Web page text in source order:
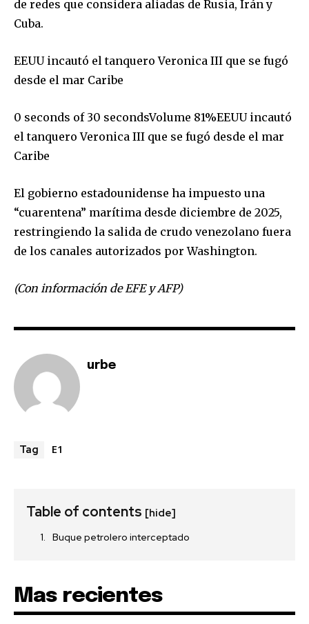
de redes que considera aliadas de Rusia, Irán y
Cuba.
EEUU incautó el tanquero Veronica III que se fugó
desde el mar Caribe
0 seconds of 30 secondsVolume 81%EEUU incautó
el tanquero Veronica III que se fugó desde el mar
Caribe
El gobierno estadounidense ha impuesto una
“cuarentena” marítima desde diciembre de 2025,
restringiendo la salida de crudo venezolano fuera
de los canales autorizados por Washington.
(Con información de EFE y AFP)
urbe
Tag E1
Table of contents [hide]
Buque petrolero interceptado
Mas recientes